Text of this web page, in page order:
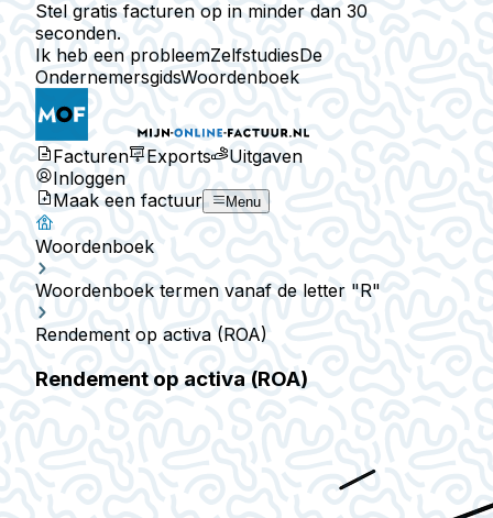
Stel gratis facturen op in minder dan 30
seconden.
Ik heb een probleemZelfstudiesDe
OndernemersgidsWoordenboek
Facturen Exports
Uitgaven
Inloggen
Maak een factuur
Menu
Woordenboek
Woordenboek termen vanaf de letter "R"
Rendement op activa (ROA)
Rendement op activa (ROA)